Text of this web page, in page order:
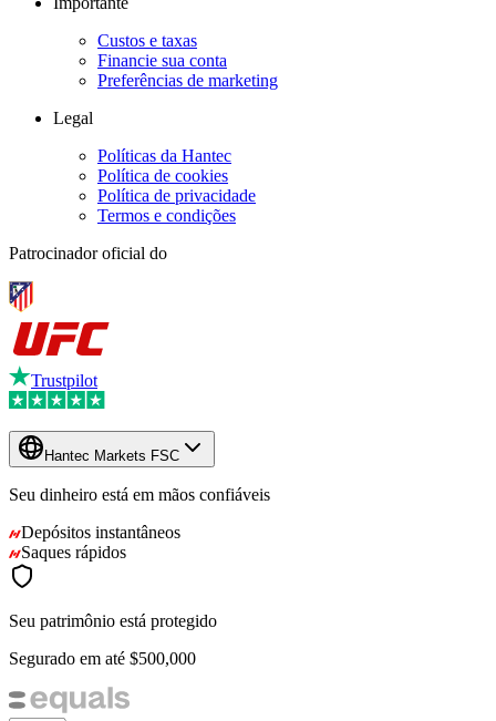
Custos e taxas
Financie sua conta
Preferências de marketing
Legal
Políticas da Hantec
Política de cookies
Política de privacidade
Termos e condições
Patrocinador oficial do
Trustpilot
Hantec Markets FSC
Seu dinheiro está em mãos confiáveis
Depósitos instantâneos
Saques rápidos
Seu patrimônio está protegido
Segurado em até $500,000